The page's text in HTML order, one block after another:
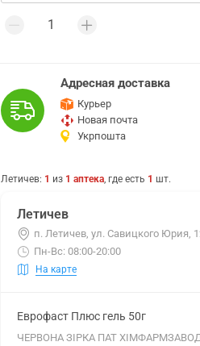
Адресная доставка
Курьер
Новая почта
Укрпошта
Летичев: 1 из 1 аптека, где есть 1 шт.
Летичев
п. Летичев, ул. Савицкого Юрия,
Пн-Вс: 08:00-20:00
На карте
Еврофаст Плюс гель 50г
ЧЕРВОНА ЗІРКА ПАТ